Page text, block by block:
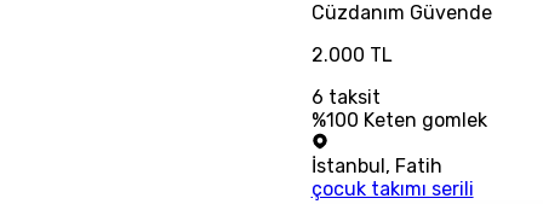
Cüzdanım Güvende
2.000 TL
6 taksit
%100 Keten gomlek
İstanbul , Fatih
çocuk takımı serili